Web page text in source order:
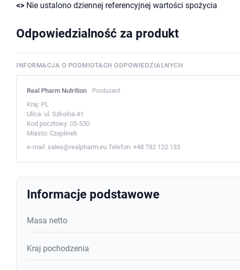
<> Nie ustalono dziennej referencyjnej wartości spożycia
Odpowiedzialność za produkt
INFORMACJA O PODMIOTACH ODPOWIEDZIALNYCH
Real Pharm Nutrition Producent
Kraj: PL
Ulica: ul. Szkolna 41
Kod pocztowy: 05-530
Miasto: Czaplinek
e-mail: sales@realpharm.eu Telefon: +48 782 122 133
Informacje podstawowe
Masa netto
Kraj pochodzenia